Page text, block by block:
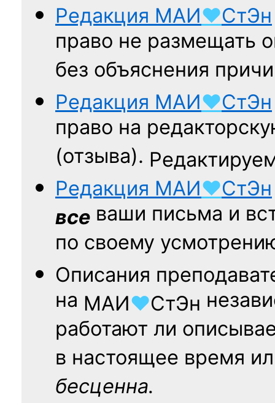
Редакция МАИ♥СтЭн
право не размещать
без объяснения
Редакция МАИ♥СтЭн
право на
(отзыва).
Редакция МАИ♥СтЭн
все ваши письма и
по своему
Описания
на МАИ♥СтЭн
работают ли
в настоящее время
бесценна.